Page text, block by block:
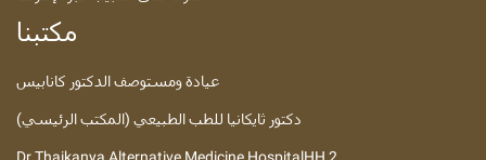
مكتبنا
عيادة ومستوصف الدكتور كانابيس
دكتور ثايكانيا للطب الطبيعي (المكتب الرئيسي)
Dr.Thaikanya Alternative Medicine HospitalHH 2